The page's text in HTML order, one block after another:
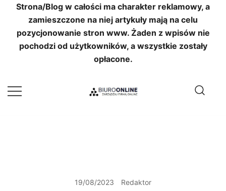
Strona/Blog w całości ma charakter reklamowy, a
zamieszczone na niej artykuły mają na celu
pozycjonowanie stron www. Żaden z wpisów nie
pochodzi od użytkowników, a wszystkie zostały
opłacone.
do
treści
19/08/2023 Redaktor